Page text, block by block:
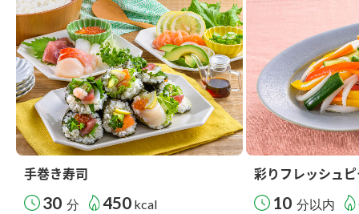
手巻き寿司
30 分 450 kcal
彩りフレッシュ
10 分以内